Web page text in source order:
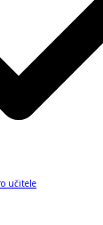
učitele